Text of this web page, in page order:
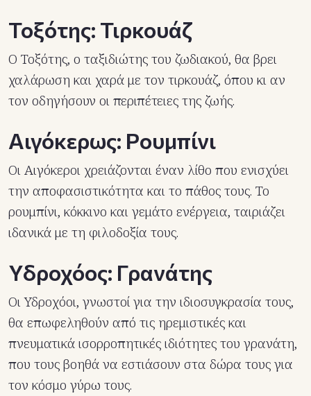
Τοξότης: Τιρκουάζ
Ο Τοξότης, ο ταξιδιώτης του ζωδιακού, θα βρει
χαλάρωση και χαρά με τον τιρκουάζ, όπου κι αν
τον οδηγήσουν οι περιπέτειες της ζωής.
Αιγόκερως: Ρουμπίνι
Οι Αιγόκεροι χρειάζονται έναν λίθο που ενισχύει
την αποφασιστικότητα και το πάθος τους. Το
ρουμπίνι, κόκκινο και γεμάτο ενέργεια, ταιριάζει
ιδανικά με τη φιλοδοξία τους.
Υδροχόος: Γρανάτης
Οι Υδροχόοι, γνωστοί για την ιδιοσυγκρασία τους,
θα επωφεληθούν από τις ηρεμιστικές και
πνευματικά ισορροπητικές ιδιότητες του γρανάτη,
που τους βοηθά να εστιάσουν στα δώρα τους για
τον κόσμο γύρω τους.